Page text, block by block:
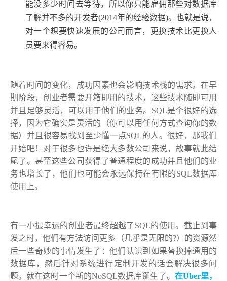
能没多少时间去等待，所以你只能雇佣那些对数据库
了解并不多的开发者(2014年的经验数据)。也就是说，
对一个想要快速发展的公司而言，更换技术比更换人
员要来得容易。
随着时间的变化，成功因素也会影响技术栈的需求。在早
期阶段，创业者需要开箱即用的技术，这些技术随即可用
并且足够灵活，可以用于他们的业务。SQL是个很好的选
择，因为它确实是灵活的（你可以用任何方式查询你的数
据）并且很容易找到至少懂一点SQL的人。很好，那我们
开始吧！对于很多也许是绝大多数公司来说，故事就此结
尾了。甚至这些公司获得了普通程度的成功并且他们的业
务也增长了，他们也可能会永远保持在有限的SQL数据库
使用上。
有一小撮幸运的创业者最终超越了SQL的使用。截止到事
发之时，他们有方法访问更多（几乎是无限的?）的资源然
后一些奇妙的事情发生了：他们认识到如果替换掉通用的
数据库，然后针对系统进行定制开发的话会解决很多问
题。就在这时一个新的NoSQL数据库诞生了。 在Uber里，